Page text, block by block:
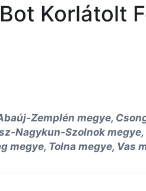
Korlátolt
Zemplén megye,
Nagykun-Szolnok
Tolna megye, Vas